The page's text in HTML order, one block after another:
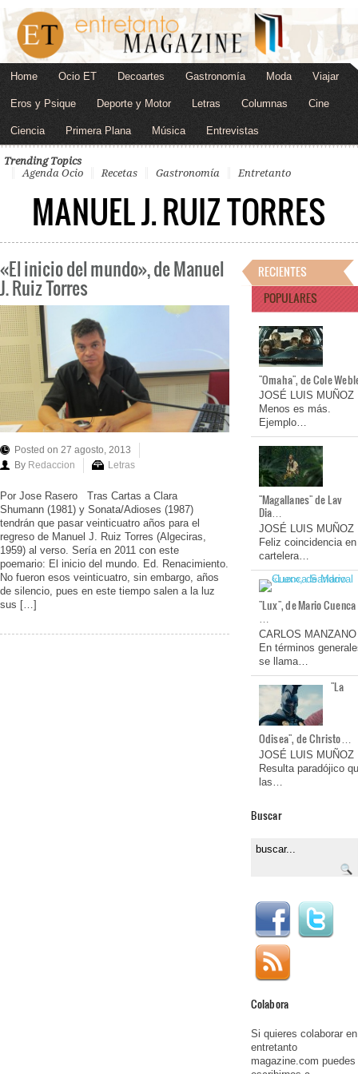
Home Ocio ET Decoartes Gastronomía Moda Viajar
Eros y Psique Deporte y Motor Letras Columnas Cine
Ciencia Primera Plana Música Entrevistas
Trending Topics
Agenda Ocio
Recetas Gastronomía Entretanto
MANUEL J. RUIZ TORRES
«El inicio del mundo», de Manuel
J. Ruiz Torres
Posted on 27 agosto, 2013
By Redaccion Letras
Por Jose Rasero Tras Cartas a Clara
Shumann (1981) y Sonata/Adioses (1987)
tendrán que pasar veinticuatro años para el
regreso de Manuel J. Ruiz Torres (Algeciras,
1959) al verso. Sería en 2011 con este
poemario: El inicio del mundo. Ed. Renacimiento.
No fueron esos veinticuatro, sin embargo, años
de silencio, pues en este tiempo salen a la luz
sus […]
RECIENTES
POPULARES
"Omaha", de Cole
JOSÉ LUIS MUÑOZ
Menos es más.
Ejemplo…
"Magallanes" de Lav
Dia…
JOSÉ LUIS MUÑOZ
Feliz coincidencia en
cartelera…
"Lux", de Mario Cuenca
…
CARLOS MANZANO
En términos
se llama…
"La
Odisea", de Christo…
JOSÉ LUIS MUÑOZ
Resulta paradójico
las…
Buscar
Colabora
Si quieres colaborar en
entretanto
magazine.com puedes